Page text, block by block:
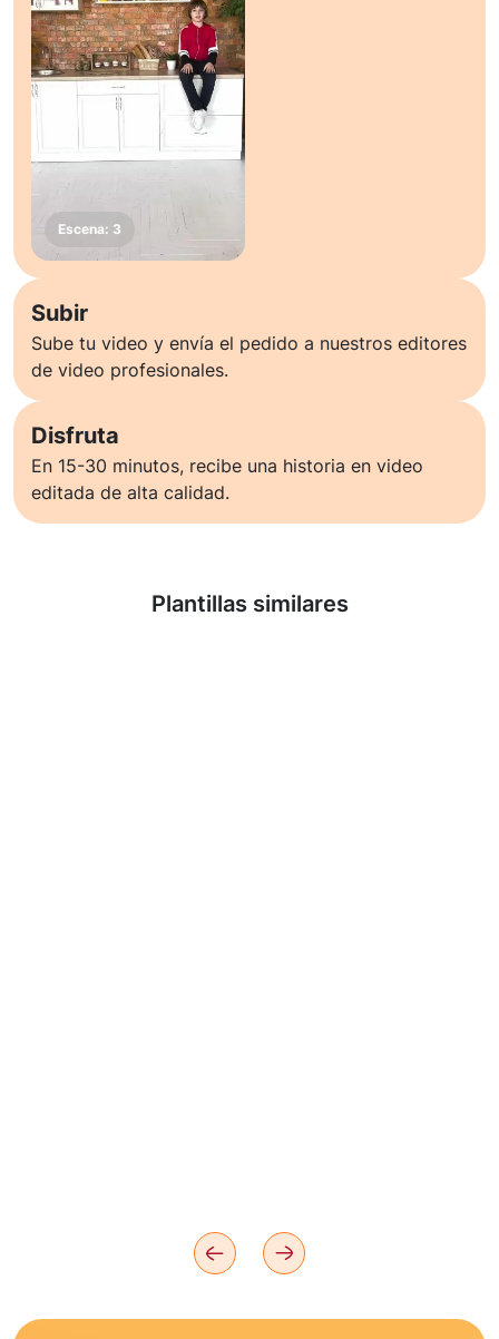
Subir
Sube tu video y envía el pedido a nuestros editores
de video profesionales.
Disfruta
En 15-30 minutos, recibe una historia en video
editada de alta calidad.
Plantillas similares
Saber más